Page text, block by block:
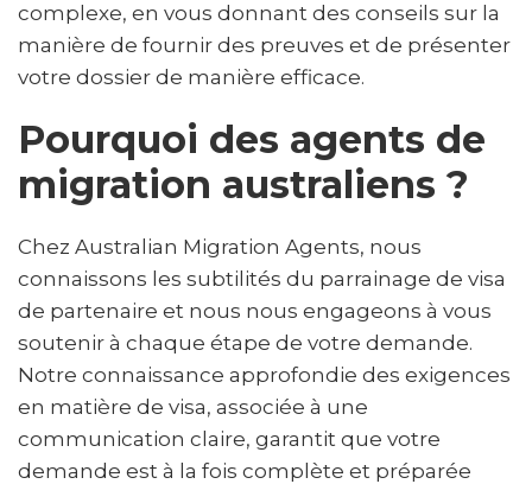
complexe, en vous donnant des conseils sur la
manière de fournir des preuves et de présenter
votre dossier de manière efficace.
Pourquoi des agents de
migration australiens ?
Chez Australian Migration Agents, nous
connaissons les subtilités du parrainage de visa
de partenaire et nous nous engageons à vous
soutenir à chaque étape de votre demande.
Notre connaissance approfondie des exigences
en matière de visa, associée à une
communication claire, garantit que votre
demande est à la fois complète et préparée